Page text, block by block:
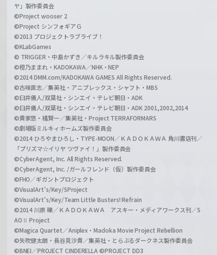
ヤ」製作委員会
©Project wooser 2
©Project シンフォギアＧ
©2013 プロジェクトラブライブ！
©KLabGames
© TRIGGER・中島かずき／キルラキル製作委員会
©橙乃ままれ・KADOKAWA／NHK・NEP
©2014 DMM.com/KADOKAWA GAMES All Rights Reserved.
©古味直志／集英社・アニプレックス・シャフト・MBS
©臼井儀人/双葉社・シンエイ・テレビ朝日・ADK
©臼井儀人/双葉社・シンエイ・テレビ朝日・ADK 2001,2002,2014
©貴家悠・橘賢一／集英社・Project TERRAFORMARS
©劇場版ミルキィホームズ製作委員会
©2014 ひろやまひろし・TYPE-MOON／ＫＡＤＯＫＡＷＡ 角川書店刊／
「プリズマ☆イリヤ ツヴァイ！」製作委員会
©CyberAgent, Inc. All Rights Reserved.
©CyberAgent, Inc. /ガールフレンド（仮）製作委員会
©FHO／ギガントプロジェクト
©VisualArt's/Key/SProject
©VisualArt's/Key/Team Little Busters! Refrain
©2014 川原 礫／ＫＡＤＯＫＡＷＡ アスキー・メディアワークス刊／S
AOⅡ Project
©Magica Quartet／Aniplex・Madoka Movie Project Rebellion
©矢吹健太朗・長谷見沙貴／集英社・とらぶるダークネス製作委員会
©BNEI／PROJECT CINDERELLA ©PROJECT DD3